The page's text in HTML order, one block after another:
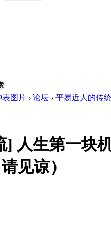
表图片 › 论坛 › 平易近人的传
] 人生第一块
见谅）